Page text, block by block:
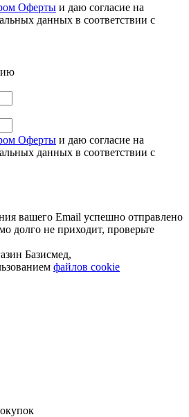
Оферты и даю согласие на
данных в соответствии с
Оферты и даю согласие на
данных в соответствии с
вашего Email успешно отправлено
долго не приходит, проверьте
Базисмед,
файлов cookie